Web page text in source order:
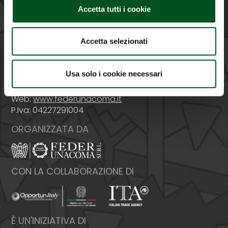
Accetta tutti i cookie
Accetta selezionati
Usa solo i cookie necessari
Italia - 00159 Roma - Via Venafro, 5
Tel: +39 06432981 - Fax: +39 064076370
E-mail:info@federunacoma.it
Web:www.federunacoma.it
P.Iva: 04227291004
ORGANIZZATA DA
CON LA COLLABORAZIONE DI
È UN'INIZIATIVA DI